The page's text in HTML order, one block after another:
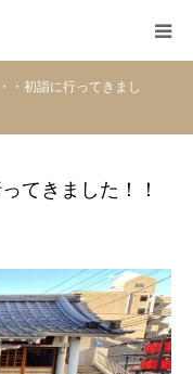
・初詣に行ってきまし
てきました！！